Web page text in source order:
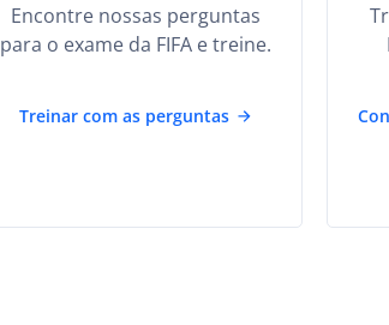
Encontre nossas perguntas
para o exame da FIFA e treine.
Treinar com as perguntas